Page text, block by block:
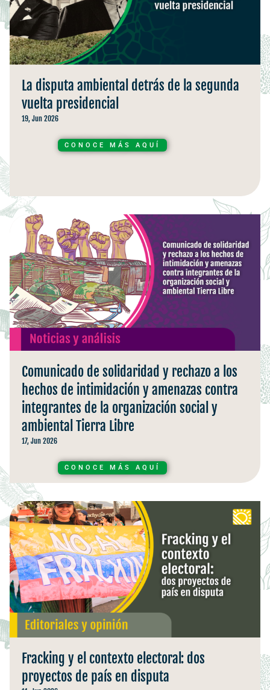
La disputa ambiental detrás de la segunda
vuelta presidencial
19, Jun 2026
CONOCE MÁS AQUÍ
Comunicado de solidaridad y rechazo a los
hechos de intimidación y amenazas contra
integrantes de la organización social y
ambiental Tierra Libre
17, Jun 2026
CONOCE MÁS AQUÍ
Fracking y el contexto electoral: dos
proyectos de país en disputa